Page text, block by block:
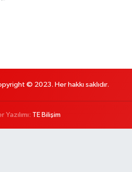
© 2023. Her hakkı saklıdır.
Yazılımı: TE Bilişim